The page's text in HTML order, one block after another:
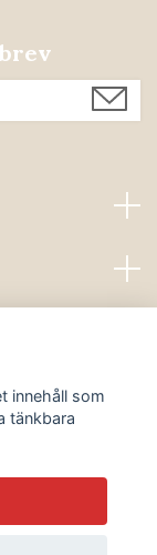
innehåll som
tänkbara